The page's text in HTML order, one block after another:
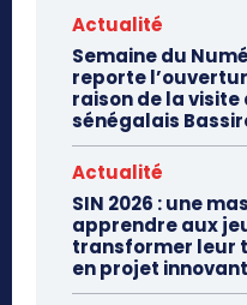
Actualité
Semaine du
reporte
raison de la
sénégalais
Actualité
SIN 2026 : une
apprendre aux
transformer leur
en projet innovant